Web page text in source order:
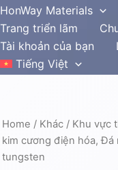
HonWay Materials
Trang triển lãm
Tài khoản của bạn
Tiếng Việt
Home / Khác / Khu vực
kim cương điện hóa, Đá
tungsten
Hàng
mới
lượng